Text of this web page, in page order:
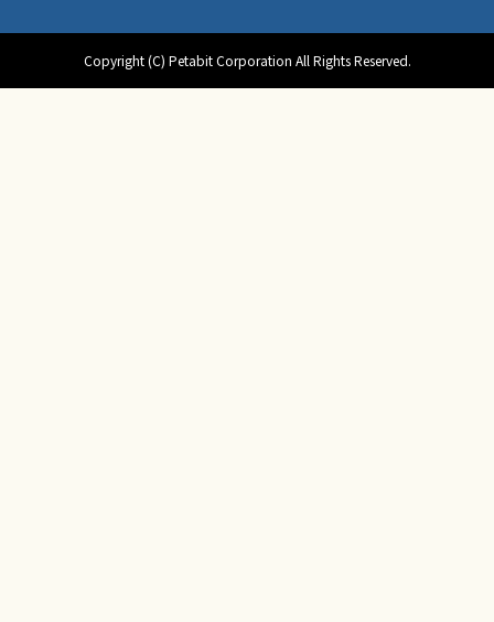
Copyright (C) Petabit Corporation All Rights Reserved.